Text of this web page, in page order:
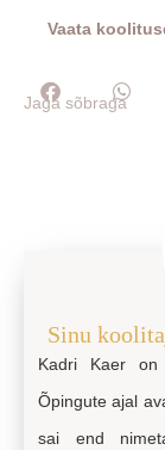
Vaata
Jaga sõbraga
Sinu
Kadri Kaer on
Õpingute ajal
sai end